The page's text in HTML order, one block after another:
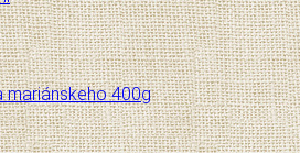
mariánskeho 400g